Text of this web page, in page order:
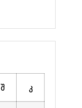
შ კ